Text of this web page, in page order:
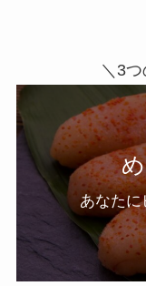
＼3
あなた